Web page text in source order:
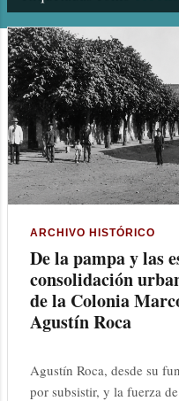
n
t
r
a
d
a
ARCHIVO HISTÓRICO
De la pampa y las
consolidación
de la Colonia
Agustín Roca
Agustín Roca, desde su
por subsistir, y la fuerza